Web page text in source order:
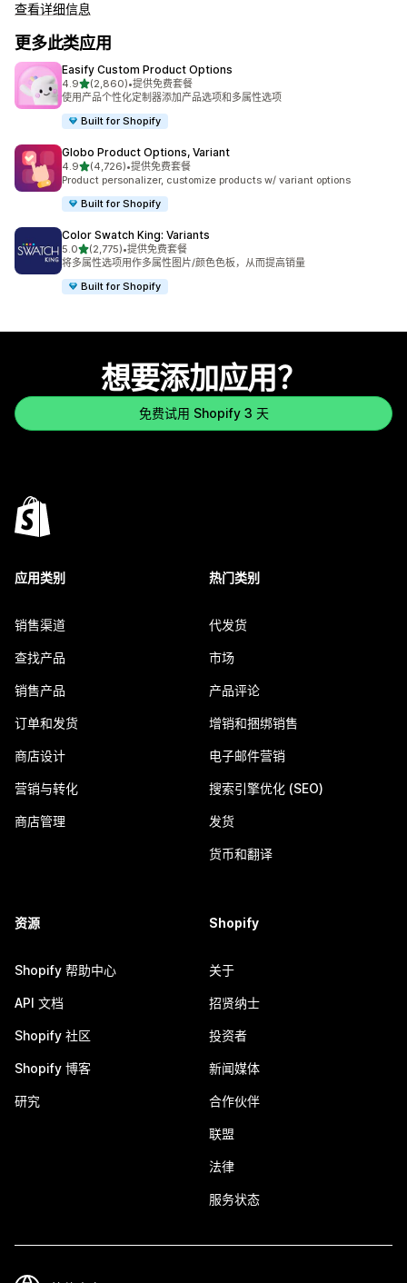
查看详细信息
更多此类应用
Easify Custom Product Options
4.9星（满分 5 星）
(2,860)
总共 2860 条评论
•提供免费套餐
使用产品个性化定制器添加产品选项和多属性选项
Built for Shopify
Globo Product Options, Variant
4.9星（满分 5 星）
(4,726)
总共 4726 条评论
•提供免费套餐
Product personalizer, customize products w/ variant options
Built for Shopify
Color Swatch King: Variants
5.0星（满分 5 星）
(2,775)
总共 2775 条评论
•提供免费套餐
将多属性选项用作多属性图片/颜色色板，从而提高销量
Built for Shopify
想要添加应用？
免费试用 Shopify 3 天
应用类别
销售渠道
查找产品
销售产品
订单和发货
商店设计
营销与转化
商店管理
热门类别
代发货
市场
产品评论
增销和捆绑销售
电子邮件营销
搜索引擎优化 (SEO)
发货
货币和翻译
资源
Shopify 帮助中心
API 文档
Shopify 社区
Shopify 博客
研究
Shopify
关于
招贤纳士
投资者
新闻媒体
合作伙伴
联盟
法律
服务状态